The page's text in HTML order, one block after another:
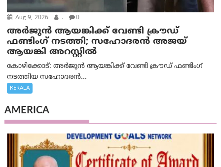
Aug 9, 2026 . 0
അർജുൻ ആയങ്കിക്ക് വേണ്ടി ക്രൗഡ്
ഫണ്ടിംഗ് നടത്തി; സഹോദരന്‍ അജയ്
ആയങ്കി അറസ്റ്റിൽ
കോഴിക്കോട്: അർജുൻ ആയങ്കിക്ക് വേണ്ടി ക്രൗഡ് ഫണ്ടിംഗ്
നടത്തിയ സഹോദരന്‍...
KERALA
AMERICA